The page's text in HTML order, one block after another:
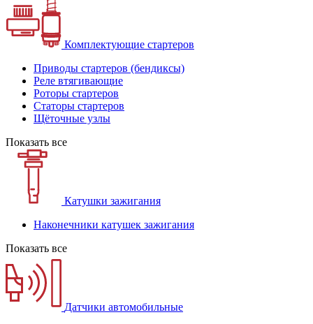
Комплектующие стартеров
Приводы стартеров (бендиксы)
Реле втягивающие
Роторы стартеров
Статоры стартеров
Щёточные узлы
Показать все
Катушки зажигания
Наконечники катушек зажигания
Показать все
Датчики автомобильные